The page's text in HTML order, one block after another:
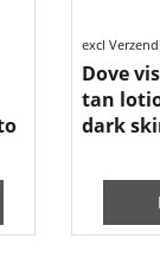
excl
Dove
tan
dark